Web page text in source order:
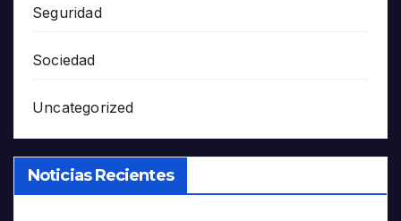
Seguridad
Sociedad
Uncategorized
Noticias Recientes